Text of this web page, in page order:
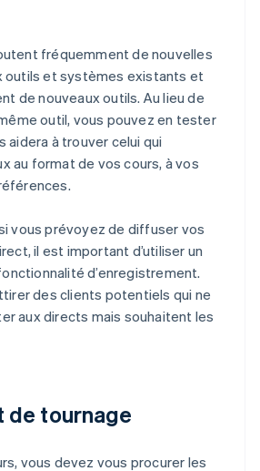
fréquemment de nouvelles
outils et systèmes existants et
de nouveaux outils. Au lieu de
outil, vous pouvez en tester
aidera à trouver celui qui
au format de vos cours, à vos
vous prévoyez de diffuser vos
il est important d’utiliser un
d’enregistrement.
des clients potentiels qui ne
aux directs mais souhaitent les
de tournage
vous devez vous procurer les